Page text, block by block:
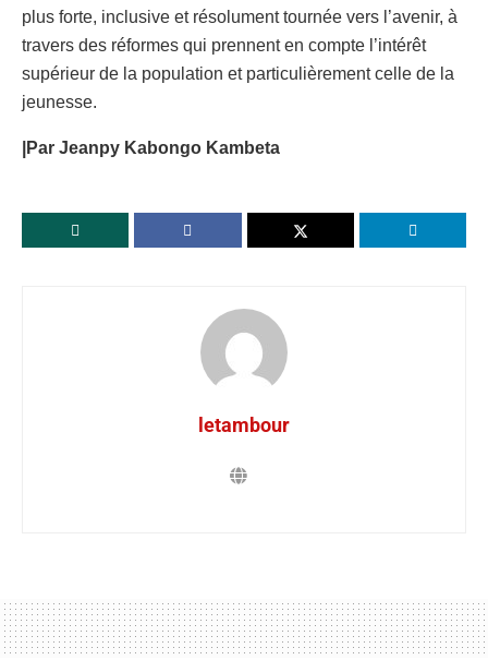
plus forte, inclusive et résolument tournée vers l’avenir, à
travers des réformes qui prennent en compte l’intérêt
supérieur de la population et particulièrement celle de la
jeunesse.
|Par Jeanpy Kabongo Kambeta
letambour